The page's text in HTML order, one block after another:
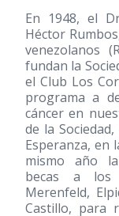
En 1948, el
Héctor
venezolanos
fundan la
el Club Los
programa a
cáncer en
de la
Esperanza, en
mismo año la
becas a los
Merenfeld,
Castillo, para